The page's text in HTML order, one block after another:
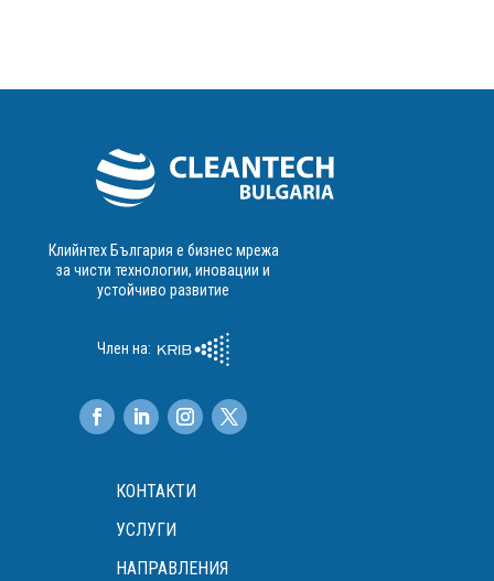
Клийнтех България е бизнес мрежа
за чисти технологии, иновации и
устойчиво развитие
Член на:
КОНТАКТИ
УСЛУГИ
НАПРАВЛЕНИЯ